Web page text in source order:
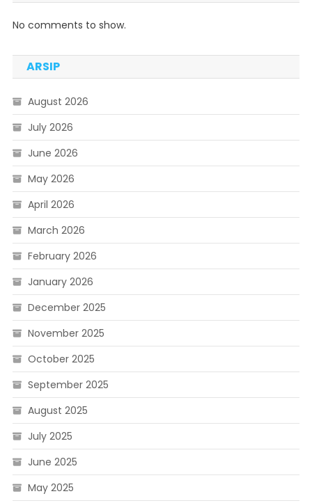
No comments to show.
ARSIP
August 2026
July 2026
June 2026
May 2026
April 2026
March 2026
February 2026
January 2026
December 2025
November 2025
October 2025
September 2025
August 2025
July 2025
June 2025
May 2025